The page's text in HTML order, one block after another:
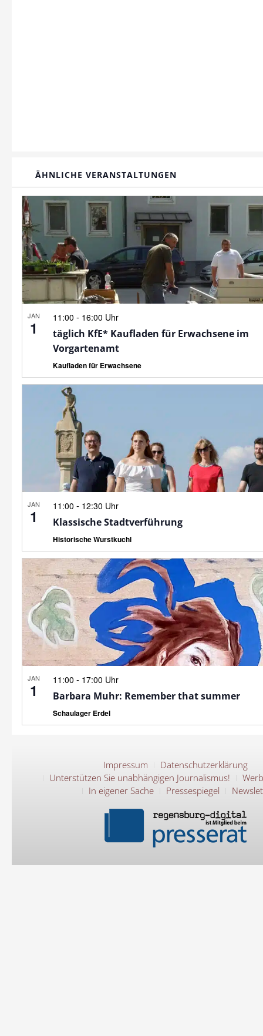
ÄHNLICHE VERANSTALTUNGEN
JAN
1
11:00 - 16:00 Uhr
täglich KfE* Kaufladen für Erwachsene im
Vorgartenamt
Kaufladen für Erwachsene
JAN
1
11:00 - 12:30 Uhr
Klassische Stadtverführung
Historische Wurstkuchl
JAN
1
11:00 - 17:00 Uhr
Barbara Muhr: Remember that summer
Schaulager Erdel
Impressum
Datenschutzerklärung
Unterstützen Sie unabhängigen Journalismus!
In eigener Sache
Pressespiegel